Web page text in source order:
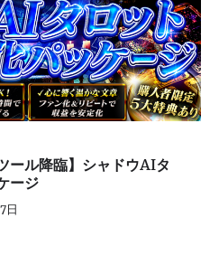
ール降臨】シャドウAIタ
ージ
日